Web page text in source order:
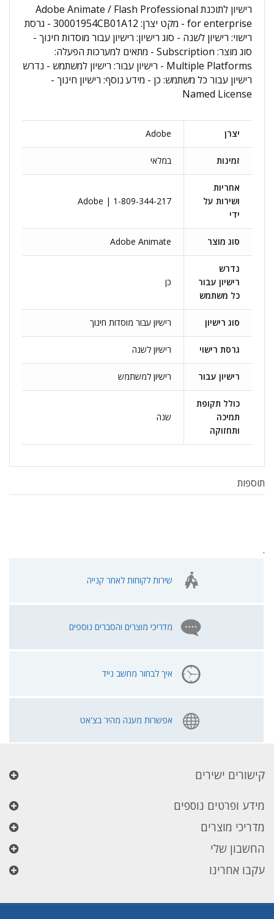
רישיון לתוכנת Adobe Animate / Flash Professional
for enterprise - מקט יצרן: 30001954CB01A12 - גרסת
רישוי: רישיון לשנה - סוג רישיון: רישיון עבור מוסדות חינוך -
סוג מוצר: Subscription - מתאים למערכות הפעלה:
Multiple Platforms - רישיון עבור: רישיון למשתמש - נדרש
רישיון עבור כל משתמש: כן - מידע נוסף: רישיון חינוך -
Named License
יצרן Adobe
זמינות במלאי
אחריות
ושירות על
ידי
Adobe | 1-809-344-217
סוג מוצר Adobe Animate
נדרש
רישיון עבור
כל משתמש
כן
סוג רישיון רישיון עבור מוסדות חינוך
גרסת רישוי רישיון לשנה
רישיון עבור רישיון למשתמש
כולל תקופת
תמיכה
ותחזוקה
שנה
תוספות
.
שירות לקוחות לאחר קנייה
מדריכי מוצרים והסברים נוספים
איך לבחור מחשב נייד
אפשרות מענה מהיר בצ'אט
קישורים ישירים
מידע ופרטים נוספים
מדריכי מוצרים
החשבון שלי
עקבו אחרינו